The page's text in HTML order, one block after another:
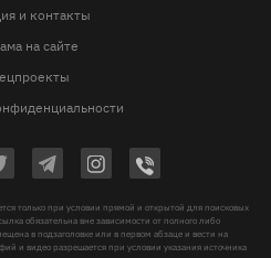
и контакты
на сайте
только при условии прямой и открытой для поисковых
обязательна вне зависимости от полного либо
в подзаголовке или в первом абзаце и вести на
и видео разрешается при условии указания источника